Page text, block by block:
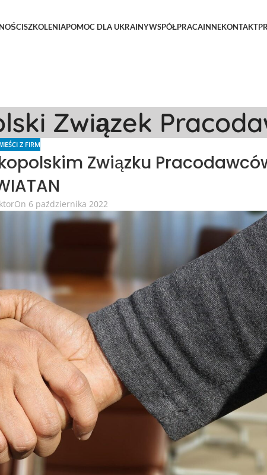
SZKOLENIAPOMOC DLA UKRAINYWSPÓŁPRACAINNEKONTAKT
Związek
Z FIRM
Związku
On 6 października 2022